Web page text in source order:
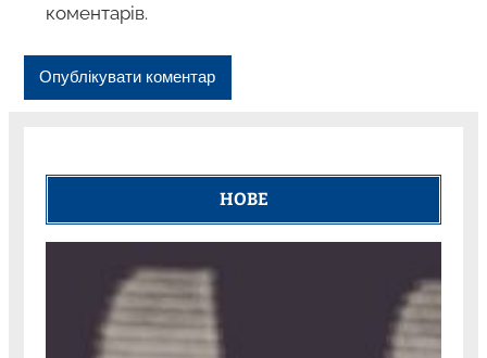
коментарів.
НОВЕ